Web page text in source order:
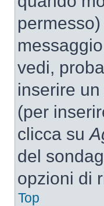
vedi,
inserire
(per
clicca su
del
opzioni di
Top